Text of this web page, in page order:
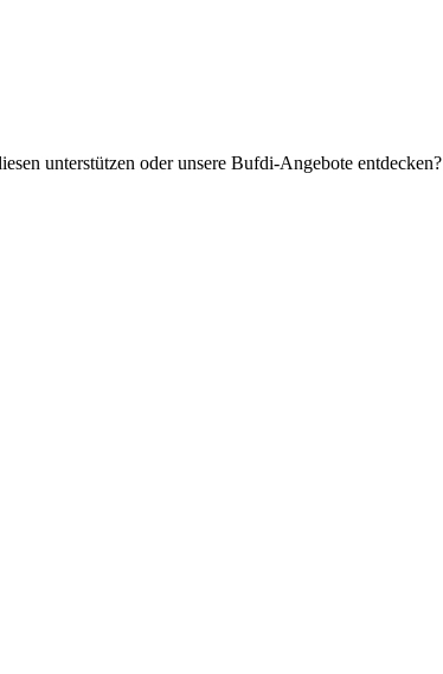
unterstützen oder unsere Bufdi-Angebote entdecken?